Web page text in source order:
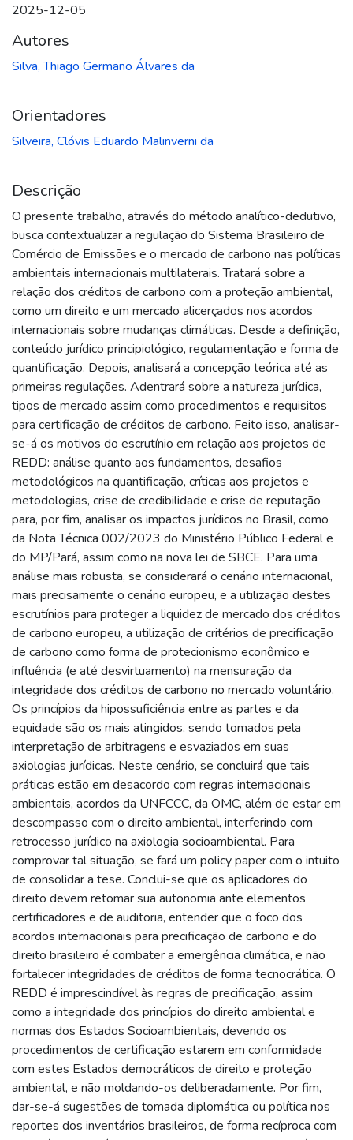
2025-12-05
Autores
Silva, Thiago Germano Álvares da
Orientadores
Silveira, Clóvis Eduardo Malinverni da
Descrição
O presente trabalho, através do método analítico-dedutivo,
busca contextualizar a regulação do Sistema Brasileiro de
Comércio de Emissões e o mercado de carbono nas políticas
ambientais internacionais multilaterais. Tratará sobre a
relação dos créditos de carbono com a proteção ambiental,
como um direito e um mercado alicerçados nos acordos
internacionais sobre mudanças climáticas. Desde a definição,
conteúdo jurídico principiológico, regulamentação e forma de
quantificação. Depois, analisará a concepção teórica até as
primeiras regulações. Adentrará sobre a natureza jurídica,
tipos de mercado assim como procedimentos e requisitos
para certificação de créditos de carbono. Feito isso, analisar-
se-á os motivos do escrutínio em relação aos projetos de
REDD: análise quanto aos fundamentos, desafios
metodológicos na quantificação, críticas aos projetos e
metodologias, crise de credibilidade e crise de reputação
para, por fim, analisar os impactos jurídicos no Brasil, como
da Nota Técnica 002/2023 do Ministério Público Federal e
do MP/Pará, assim como na nova lei de SBCE. Para uma
análise mais robusta, se considerará o cenário internacional,
mais precisamente o cenário europeu, e a utilização destes
escrutínios para proteger a liquidez de mercado dos créditos
de carbono europeu, a utilização de critérios de precificação
de carbono como forma de protecionismo econômico e
influência (e até desvirtuamento) na mensuração da
integridade dos créditos de carbono no mercado voluntário.
Os princípios da hipossuficiência entre as partes e da
equidade são os mais atingidos, sendo tomados pela
interpretação de arbitragens e esvaziados em suas
axiologias jurídicas. Neste cenário, se concluirá que tais
práticas estão em desacordo com regras internacionais
ambientais, acordos da UNFCCC, da OMC, além de estar em
descompasso com o direito ambiental, interferindo com
retrocesso jurídico na axiologia socioambiental. Para
comprovar tal situação, se fará um policy paper com o intuito
de consolidar a tese. Conclui-se que os aplicadores do
direito devem retomar sua autonomia ante elementos
certificadores e de auditoria, entender que o foco dos
acordos internacionais para precificação de carbono e do
direito brasileiro é combater a emergência climática, e não
fortalecer integridades de créditos de forma tecnocrática. O
REDD é imprescindível às regras de precificação, assim
como a integridade dos princípios do direito ambiental e
normas dos Estados Socioambientais, devendo os
procedimentos de certificação estarem em conformidade
com estes Estados democráticos de direito e proteção
ambiental, e não moldando-os deliberadamente. Por fim,
dar-se-á sugestões de tomada diplomática ou política nos
reportes dos inventários brasileiros, de forma recíproca com